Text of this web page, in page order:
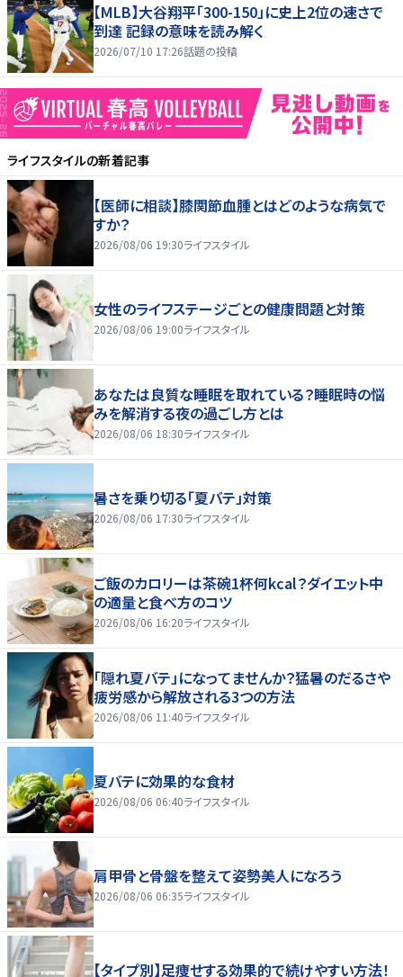
【MLB】大谷翔平「300-150」に史上2位の速さで
到達 記録の意味を読み解く
2026/07/10 17:26話題の投稿
ライフスタイルの新着記事
【医師に相談】膝関節血腫とはどのような病気で
すか？
2026/08/06 19:30ライフスタイル
女性のライフステージごとの健康問題と対策
2026/08/06 19:00ライフスタイル
あなたは良質な睡眠を取れている？睡眠時の悩
みを解消する夜の過ごし方とは
2026/08/06 18:30ライフスタイル
暑さを乗り切る「夏バテ」対策
2026/08/06 17:30ライフスタイル
ご飯のカロリーは茶碗1杯何kcal？ダイエット中
の適量と食べ方のコツ
2026/08/06 16:20ライフスタイル
「隠れ夏バテ」になってませんか？猛暑のだるさや
疲労感から解放される3つの方法
2026/08/06 11:40ライフスタイル
夏バテに効果的な食材
2026/08/06 06:40ライフスタイル
肩甲骨と骨盤を整えて姿勢美人になろう
2026/08/06 06:35ライフスタイル
【タイプ別】足痩せする効果的で続けやすい方法！